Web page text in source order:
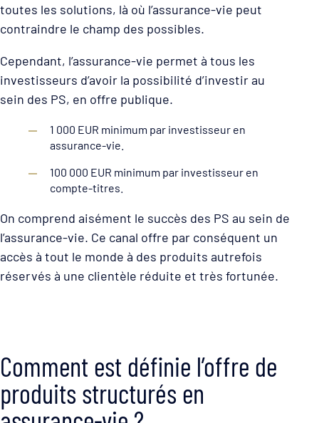
toutes les solutions, là où l’assurance-vie peut
contraindre le champ des possibles.
Cependant, l’assurance-vie permet à tous les
investisseurs d’avoir la possibilité d’investir au
sein des PS, en offre publique.
1 000 EUR minimum par investisseur en
assurance-vie.
100 000 EUR minimum par investisseur en
compte-titres.
On comprend aisément le succès des PS au sein de
l’assurance-vie. Ce canal offre par conséquent un
accès à tout le monde à des produits autrefois
réservés à une clientèle réduite et très fortunée.
Comment est définie l’offre de
produits structurés en